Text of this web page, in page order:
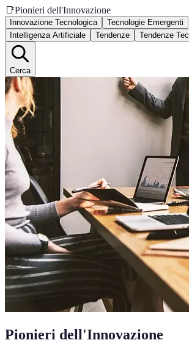
📑Pionieri dell'Innovazione
Innovazione Tecnologica
Tecnologie Emergenti
Intelligenza Artificiale
Tendenze Tendenze
Cerca
Pionieri dell'Innovazione